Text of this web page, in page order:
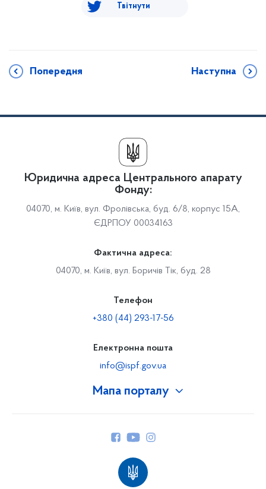
Твітнути
Попередня Наступна
Мапа порталу
Юридична адреса Центрального апарату
Фонду:
04070, м. Київ, вул. Фролівська, буд. 6/8, корпус 15А,
ЄДРПОУ 00034163
Фактична адреса:
04070, м. Київ, вул. Боричів Тік, буд. 28
Телефон
+380 (44) 293-17-56
Електронна пошта
info@ispf.gov.ua